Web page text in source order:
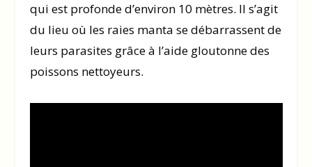
qui est profonde d’environ 10 mètres. Il s’agit
du lieu où les raies manta se débarrassent de
leurs parasites grâce à l’aide gloutonne des
poissons nettoyeurs.